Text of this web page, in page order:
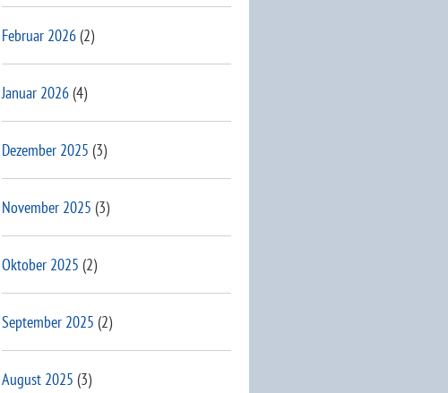
Februar 2026(2)
Januar 2026(4)
Dezember 2025 (3)
November 2025 (3)
Oktober 2025 (2)
September 2025 (2)
August 2025 (3)